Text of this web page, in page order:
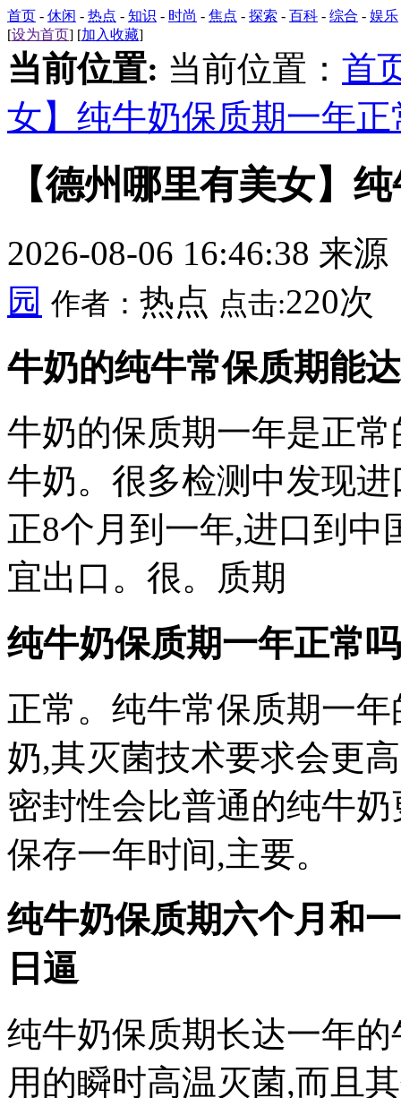
首页 - 休闲 - 热点 - 知识 - 时尚 - 焦点 - 探索 - 百科 - 综合 - 娱乐
[设为首页] [加入收藏]
当前位置: 当前位置： 首
女】纯牛奶保质期一年正
【德州哪里有美女】
2026-08-06 16:46:38 来源
园 作者： 热点 点击:220次
牛奶的纯牛常保质期能
牛奶的保质期一年是正
牛奶。很多检测中发现
正8个月到一年,进口到
宜出口。很。质期
纯牛奶保质期一年正常
正常。纯牛常保质期一
奶,其灭菌技术要求会更
密封性会比普通的纯牛
保存一年时间,主要。
纯牛奶保质期六个月和
日逼
纯牛奶保质期长达一年
用的瞬时高温灭菌,而且